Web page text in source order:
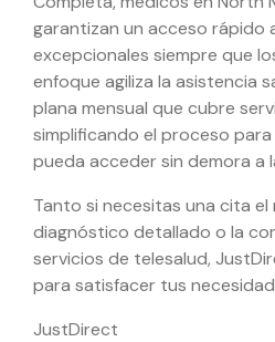
garantizan un acceso rápido
excepcionales siempre que
enfoque agiliza la asistencia
plana mensual que cubre
simplificando el proceso
pueda acceder sin demora a
Tanto si necesitas una cita el
diagnóstico detallado o la
servicios de telesalud,
para satisfacer tus
JustDirect